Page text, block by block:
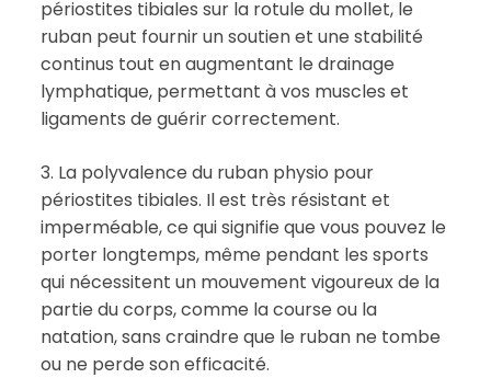
périostites tibiales sur la rotule du mollet, le
ruban peut fournir un soutien et une stabilité
continus tout en augmentant le drainage
lymphatique, permettant à vos muscles et
ligaments de guérir correctement.
3. La polyvalence du ruban physio pour
périostites tibiales. Il est très résistant et
imperméable, ce qui signifie que vous pouvez le
porter longtemps, même pendant les sports
qui nécessitent un mouvement vigoureux de la
partie du corps, comme la course ou la
natation, sans craindre que le ruban ne tombe
ou ne perde son efficacité.